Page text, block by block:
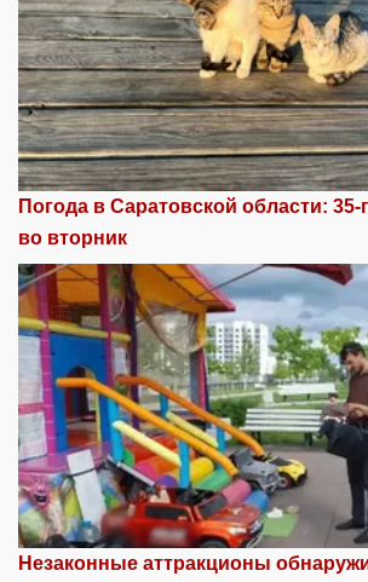
Погода в Саратовской области: 35-
во вторник
Незаконные аттракционы